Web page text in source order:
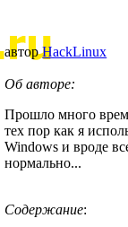
авторHackLinux
Об авторе:
Прошло много
тех пор как я
Windows и вроде
нормально...
Содержание: